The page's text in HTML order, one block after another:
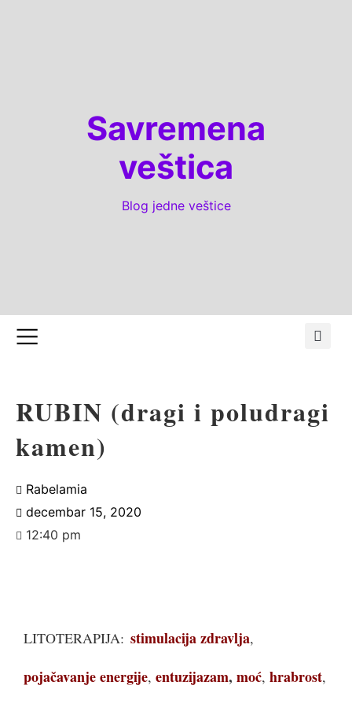
Savremena
veštica
Blog jedne veštice
RUBIN (dragi i poludragi
kamen)
Rabelamia
decembar 15, 2020
12:40 pm
LITOTERAPIJA: stimulacija zdravlja,
pojačavanje energije, entuzijazam, moć, hrabrost,